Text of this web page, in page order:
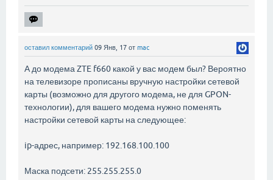
оставил комментарий 09 Янв, 17 от mac
А до модема ZTE f660 какой у вас модем был? Вероятно
на телевизоре прописаны вручную настройки сетевой
карты (возможно для другого модема, не для GPON-
технологии), для вашего модема нужно поменять
настройки сетевой карты на следующее:
ip-адрес, например: 192.168.100.100
Маска подсети: 255.255.255.0